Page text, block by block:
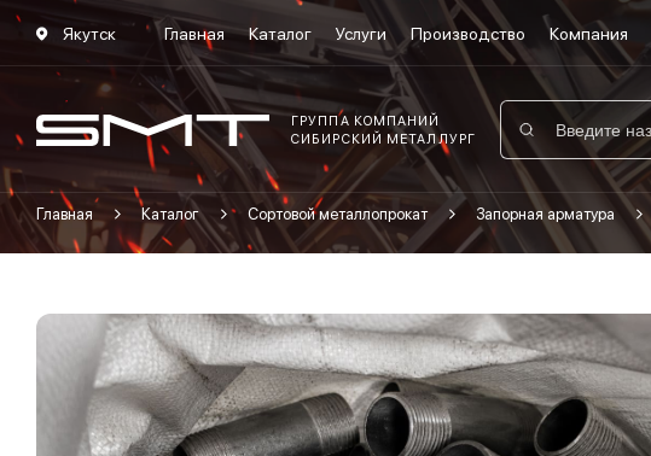
Якутск Главная Каталог Услуги Производство Компания
ГРУППА КОМПАНИЙ
СИБИРСКИЙ МЕТАЛЛУРГ
Главная Каталог Сортовой металлопрокат Запорная арматура